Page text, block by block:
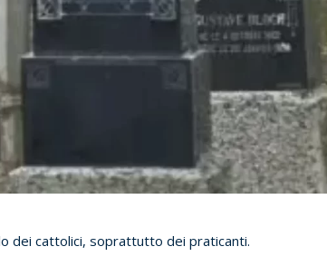
dei cattolici, soprattutto dei praticanti.